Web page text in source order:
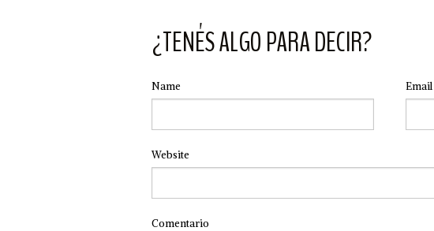
¿TENÉS ALGO PARA DECIR?
Name Email
Website
Comentario